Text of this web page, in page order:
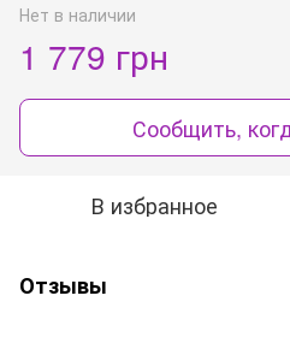
Нет в наличии
1 779 грн
Сообщить,
В избранное
Отзывы